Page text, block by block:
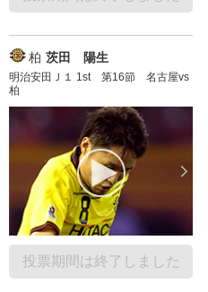
柏 茨田 陽生
明治安田Ｊ１ 1st 第16節 名古屋vs
柏
投票期間は終了しました